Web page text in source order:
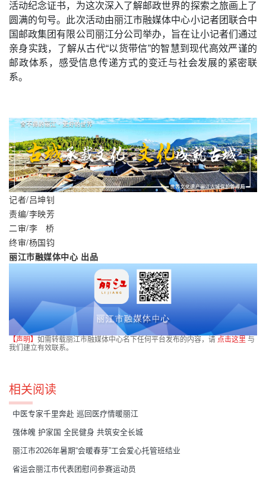
活动纪念证书，为这次深入了解邮政世界的探索之旅画上了
圆满的句号。此次活动由丽江市融媒体中心小记者团联合中
国邮政集团有限公司丽江分公司举办，旨在让小记者们通过
亲身实践，了解从古代“以货带信”的智慧到现代高效严谨的
邮政体系，感受信息传递方式的变迁与社会发展的紧密联
系。
记者/吕坤钊
责编/李映芳
二审/李   桥
终审/杨国钧
丽江市融媒体中心 出品
【声明】 如需转载丽江市融媒体中心名下任何平台发布的内容，请 点击这里 与
我们建立有效联系。
相关阅读
中医专家千里奔赴 巡回医疗情暖丽江
强体魄 护家国 全民健身 共筑安全长城
丽江市2026年暑期“会暖春芽”工会爱心托管班结业
省运会丽江市代表团慰问参赛运动员